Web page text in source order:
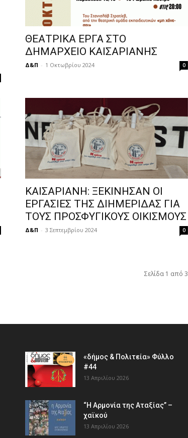
ΘΕΑΤΡΙΚΑ ΕΡΓΑ ΣΤΟ
ΔΗΜΑΡΧΕΙΟ ΚΑΙΣΑΡΙΑΝΗΣ
Δ&Π - 1 Οκτωβρίου 2024 0
ΚΑΙΣΑΡΙΑΝΗ: ΞΕΚΙΝΗΣΑΝ ΟΙ
ΕΡΓΑΣΙΕΣ ΤΗΣ ΔΙΗΜΕΡΙΔΑΣ ΓΙΑ
ΤΟΥΣ ΠΡΟΣΦΥΓΙΚΟΥΣ ΟΙΚΙΣΜΟΥΣ
Δ&Π - 3 Σεπτεμβρίου 2024 0
Σελίδα 1 από 3
«δήμος & Πολιτεία» Φύλλο
#44
13 Απριλίου 2026
“Η Αρμονία της Αταξίας” –
χαϊκού
13 Απριλίου 2026